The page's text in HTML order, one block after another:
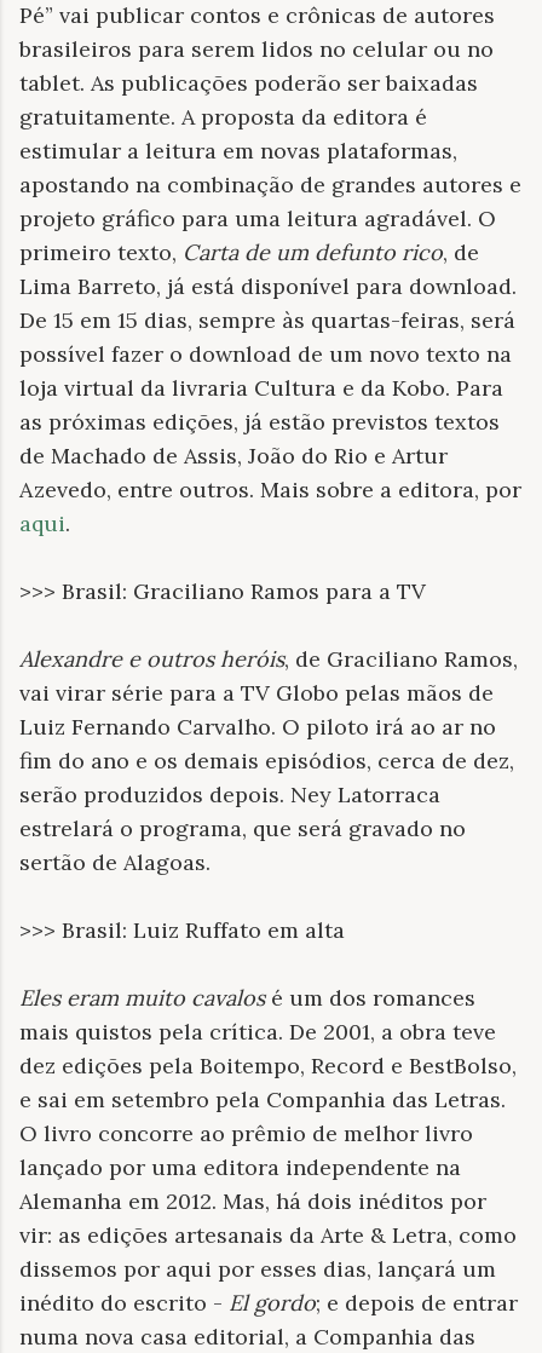
Pé” vai publicar contos e crônicas de autores
brasileiros para serem lidos no celular ou no
tablet. As publicações poderão ser baixadas
gratuitamente. A proposta da editora é
estimular a leitura em novas plataformas,
apostando na combinação de grandes autores e
projeto gráfico para uma leitura agradável. O
primeiro texto, Carta de um defunto rico, de
Lima Barreto, já está disponível para download.
De 15 em 15 dias, sempre às quartas-feiras, será
possível fazer o download de um novo texto na
loja virtual da livraria Cultura e da Kobo. Para
as próximas edições, já estão previstos textos
de Machado de Assis, João do Rio e Artur
Azevedo, entre outros. Mais sobre a editora, por
aqui.
>>> Brasil: Graciliano Ramos para a TV
Alexandre e outros heróis, de Graciliano Ramos,
vai virar série para a TV Globo pelas mãos de
Luiz Fernando Carvalho. O piloto irá ao ar no
fim do ano e os demais episódios, cerca de dez,
serão produzidos depois. Ney Latorraca
estrelará o programa, que será gravado no
sertão de Alagoas.
>>> Brasil: Luiz Ruffato em alta
Eles eram muito cavalosé um dos romances
mais quistos pela crítica. De 2001, a obra teve
dez edições pela Boitempo, Record e BestBolso,
e sai em setembro pela Companhia das Letras.
O livro concorre ao prêmio de melhor livro
lançado por uma editora independente na
Alemanha em 2012. Mas, há dois inéditos por
vir: as edições artesanais da Arte & Letra, como
dissemos por aqui por esses dias, lançará um
inédito do escrito - El gordo; e depois de entrar
numa nova casa editorial, a Companhia das